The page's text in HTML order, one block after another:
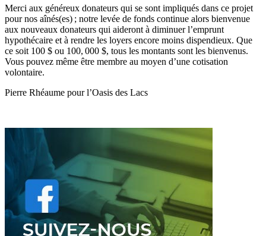
Merci aux généreux donateurs qui se sont impliqués dans ce projet
pour nos aînés(es) ; notre levée de fonds continue alors bienvenue
aux nouveaux donateurs qui aideront à diminuer l’emprunt
hypothécaire et à rendre les loyers encore moins dispendieux. Que
ce soit 100 $ ou 100, 000 $, tous les montants sont les bienvenus.
Vous pouvez même être membre au moyen d’une cotisation
volontaire.
Pierre Rhéaume pour l’Oasis des Lacs